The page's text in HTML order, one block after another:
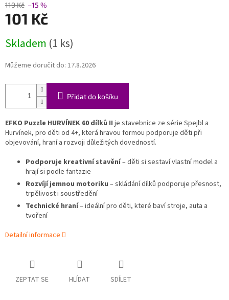
119 Kč –15 %
101 Kč
cena:
Skladem (1 ks)
Můžeme doručit do: 17.8.2026
Přidat do košíku
EFKO Puzzle HURVÍNEK 60 dílků II je stavebnice ze série Spejbl a
Hurvínek, pro děti od 4+, která hravou formou podporuje děti při
objevování, hraní a rozvoji důležitých dovedností.
Podporuje kreativní stavění– děti si sestaví vlastní model a
hrají si podle fantazie
Rozvíjí jemnou motoriku – skládání dílků podporuje přesnost,
trpělivost i soustředění
Technické hraní– ideální pro děti, které baví stroje, auta a
tvoření
Detailní informace
ZEPTAT SE HLÍDAT SDÍLET